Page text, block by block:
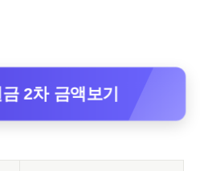
2차 금액보기